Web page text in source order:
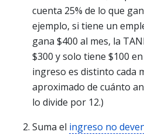
cuenta 25% de lo que
ejemplo, si tiene un
gana $400 al mes, la
$300 y solo tiene $100
ingreso es distinto cada
aproximado de cuánto
lo divide por 12.)
Suma el ingreso no